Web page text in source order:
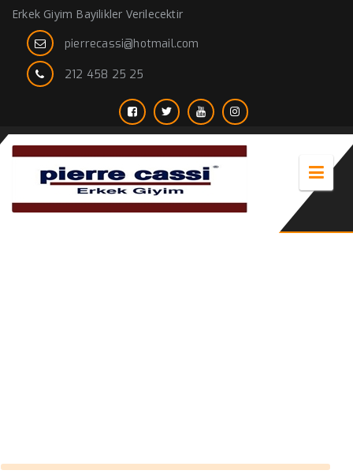
Erkek Giyim Bayilikler Verilecektir
pierrecassi@hotmail.com
212 458 25 25